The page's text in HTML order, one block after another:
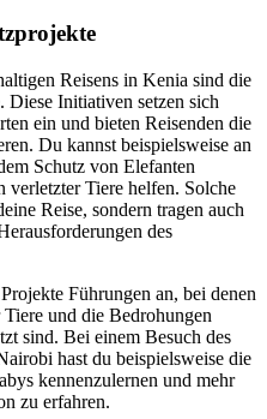
Reisens in Kenia sind die
Initiativen setzen sich
ein und bieten Reisenden die
Du kannst beispielsweise an
Schutz von Elefanten
Tiere helfen. Solche
Reise, sondern tragen auch
des
Führungen an, bei denen
und die Bedrohungen
sind. Bei einem Besuch des
hast du beispielsweise die
kennenzulernen und mehr
zu erfahren.